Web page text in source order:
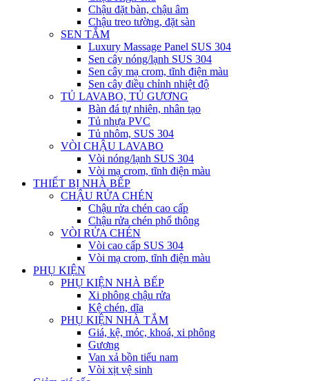
Chậu đặt bàn, chậu âm
Chậu treo tường, đặt sàn
SEN TẮM
Luxury Massage Panel SUS 304
Sen cây nóng/lạnh SUS 304
Sen cây mạ crom, tĩnh điện màu
Sen cây điều chỉnh nhiệt độ
TỦ LAVABO, TỦ GƯƠNG
Bàn đá tự nhiên, nhân tạo
Tủ nhựa PVC
Tủ nhôm, SUS 304
VÒI CHẬU LAVABO
Vòi nóng/lạnh SUS 304
Vòi mạ crom, tĩnh điện màu
THIẾT BỊ NHÀ BẾP
CHẬU RỬA CHÉN
Chậu rửa chén cao cấp
Chậu rửa chén phổ thông
VÒI RỬA CHÉN
Vòi cao cấp SUS 304
Vòi mạ crom, tĩnh điện màu
PHỤ KIỆN
PHỤ KIỆN NHÀ BẾP
Xi phông chậu rửa
Kệ chén, dĩa
PHỤ KIỆN NHÀ TẮM
Giá, kệ, móc, khoá, xi phông
Gương
Van xả bồn tiểu nam
Vòi xịt vệ sinh